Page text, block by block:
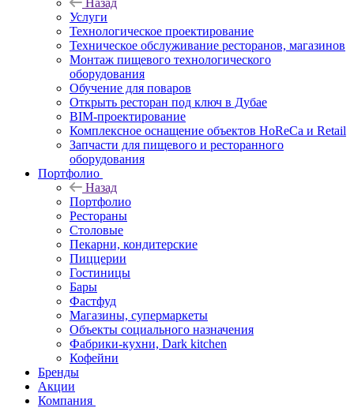
Назад
Услуги
Технологическое проектирование
Техническое обслуживание ресторанов, магазинов
Монтаж пищевого технологического
оборудования
Обучение для поваров
Открыть ресторан под ключ в Дубае
BIM-проектирование
Комплексное оснащение объектов HoReCa и Retail
Запчасти для пищевого и ресторанного
оборудования
Портфолио
Назад
Портфолио
Рестораны
Столовые
Пекарни, кондитерские
Пиццерии
Гостиницы
Бары
Фастфуд
Магазины, супермаркеты
Объекты социального назначения
Фабрики-кухни, Dark kitchen
Кофейни
Бренды
Акции
Компания